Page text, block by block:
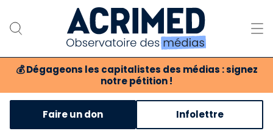
💰 Dégageons les capitalistes des médias : signez
notre pétition !
Notre association
Notre critique des médias
Faire un don Infolettre